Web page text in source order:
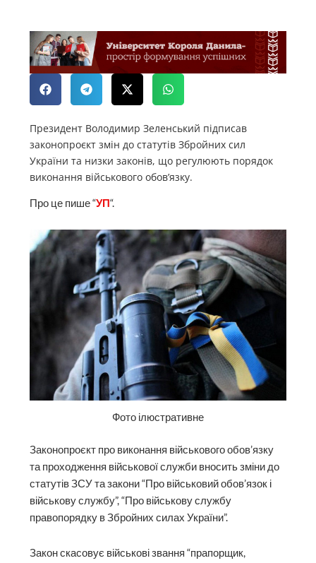
Президент Володимир Зеленський підписав
законопроєкт змін до статутів Збройних сил
України та низки законів, що регулюють порядок
виконання військового обов’язку.
Про це пише “УП“.
Фото ілюстративне
Законопроєкт про виконання військового обов’язку
та проходження військової служби вносить зміни до
статутів ЗСУ та закони “Про військовий обов’язок і
військову службу”, “Про військову службу
правопорядку в Збройних силах України”.
Закон скасовує військові звання “прапорщик,